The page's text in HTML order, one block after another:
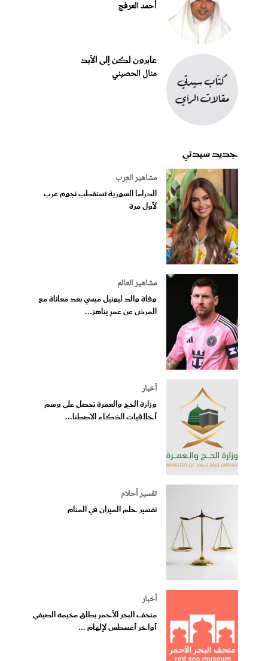
أحمد العرفج
عابرون لكن إلى الأبد
منال الحصيني
جديد سيدتي
مشاهير العرب
الدراما السورية تستقطب نجوم عرب
لأول مرة
مشاهير العالم
وفاة والد ليونيل ميسي بعد معاناة مع
المرض عن عمرٍ يناهز...
أخبار
وزارة الحج والعمرة تحصل على وسم
أخلاقيات الذكاء الاصطنا...
تفسير أحلام
تفسير حلم الميزان في المنام
أخبار
متحف البحر الأحمر يطلق مخيمه الصيفي
أواخر أغسطس لإلهام ...